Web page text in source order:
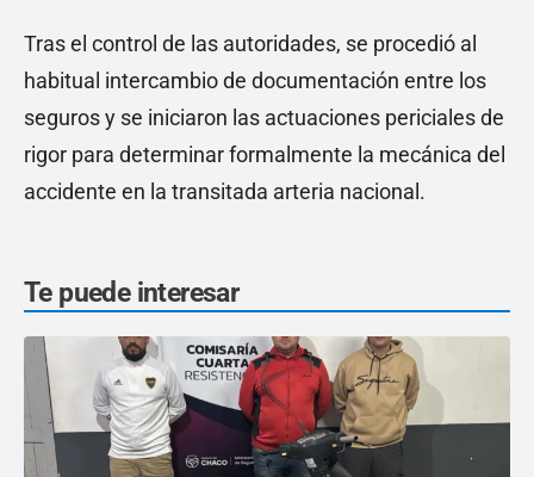
Tras el control de las autoridades, se procedió al
habitual intercambio de documentación entre los
seguros y se iniciaron las actuaciones periciales de
rigor para determinar formalmente la mecánica del
accidente en la transitada arteria nacional.
Te puede interesar